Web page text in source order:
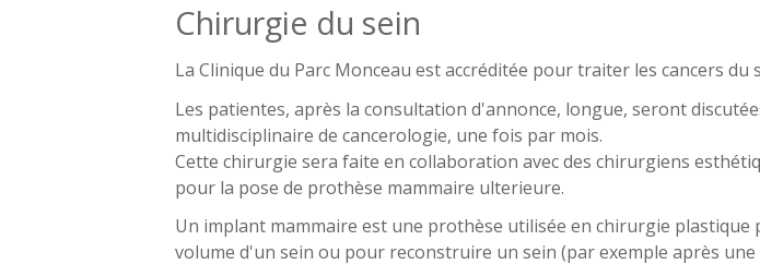
Chirurgie du sein
La Clinique du Parc Monceau est accréditée pour traiter les cancers du
Les patientes, après la consultation d'annonce, longue, seront
multidisciplinaire de cancerologie, une fois par mois.
Cette chirurgie sera faite en collaboration avec des chirurgiens
pour la pose de prothèse mammaire ulterieure.
Un implant mammaire est une prothèse utilisée en chirurgie plastique
volume d'un sein ou pour reconstruire un sein (par exemple après une